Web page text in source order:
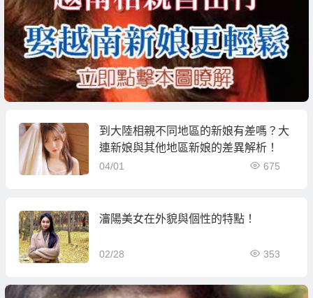
到大陸相親不同地區的新娘有差嗎？大
連新娘與其他地區新娘的差異解析！
04/01 675
瀋陽美女在外貌與個性的特點！
02/28 353